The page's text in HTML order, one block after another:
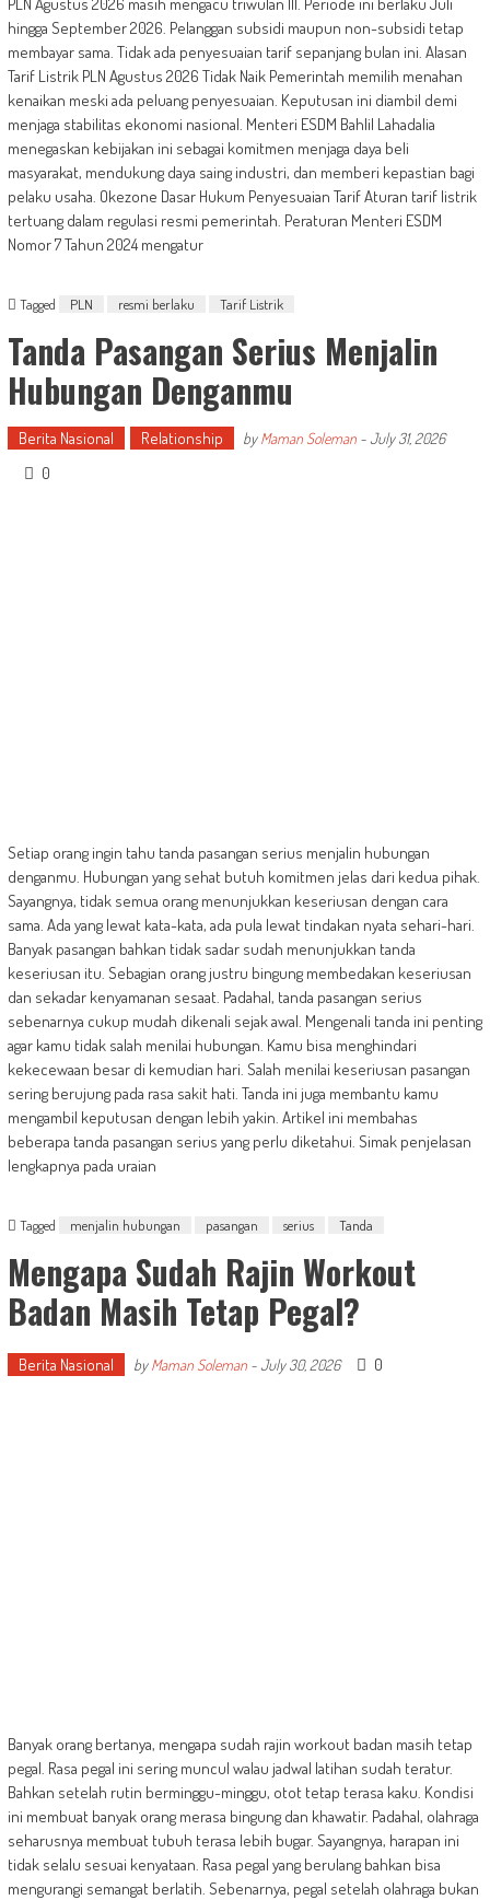
PLN Agustus 2026 masih mengacu triwulan III. Periode ini berlaku Juli
hingga September 2026. Pelanggan subsidi maupun non-subsidi tetap
membayar sama. Tidak ada penyesuaian tarif sepanjang bulan ini. Alasan
Tarif Listrik PLN Agustus 2026 Tidak Naik Pemerintah memilih menahan
kenaikan meski ada peluang penyesuaian. Keputusan ini diambil demi
menjaga stabilitas ekonomi nasional. Menteri ESDM Bahlil Lahadalia
menegaskan kebijakan ini sebagai komitmen menjaga daya beli
masyarakat, mendukung daya saing industri, dan memberi kepastian bagi
pelaku usaha. Okezone Dasar Hukum Penyesuaian Tarif Aturan tarif listrik
tertuang dalam regulasi resmi pemerintah. Peraturan Menteri ESDM
Nomor 7 Tahun 2024 mengatur
Tagged PLN resmi berlaku Tarif Listrik
Tanda Pasangan Serius Menjalin
Hubungan Denganmu
Berita Nasional Relationship byMaman Soleman-July 31, 2026
0
Setiap orang ingin tahu tanda pasangan serius menjalin hubungan
denganmu. Hubungan yang sehat butuh komitmen jelas dari kedua pihak.
Sayangnya, tidak semua orang menunjukkan keseriusan dengan cara
sama. Ada yang lewat kata-kata, ada pula lewat tindakan nyata sehari-hari.
Banyak pasangan bahkan tidak sadar sudah menunjukkan tanda
keseriusan itu. Sebagian orang justru bingung membedakan keseriusan
dan sekadar kenyamanan sesaat. Padahal, tanda pasangan serius
sebenarnya cukup mudah dikenali sejak awal. Mengenali tanda ini penting
agar kamu tidak salah menilai hubungan. Kamu bisa menghindari
kekecewaan besar di kemudian hari. Salah menilai keseriusan pasangan
sering berujung pada rasa sakit hati. Tanda ini juga membantu kamu
mengambil keputusan dengan lebih yakin. Artikel ini membahas
beberapa tanda pasangan serius yang perlu diketahui. Simak penjelasan
lengkapnya pada uraian
Tagged menjalin hubungan pasangan serius Tanda
Mengapa Sudah Rajin Workout
Badan Masih Tetap Pegal?
Berita Nasional byMaman Soleman-July 30, 2026 0
Banyak orang bertanya, mengapa sudah rajin workout badan masih tetap
pegal. Rasa pegal ini sering muncul walau jadwal latihan sudah teratur.
Bahkan setelah rutin berminggu-minggu, otot tetap terasa kaku. Kondisi
ini membuat banyak orang merasa bingung dan khawatir. Padahal, olahraga
seharusnya membuat tubuh terasa lebih bugar. Sayangnya, harapan ini
tidak selalu sesuai kenyataan. Rasa pegal yang berulang bahkan bisa
mengurangi semangat berlatih. Sebenarnya, pegal setelah olahraga bukan